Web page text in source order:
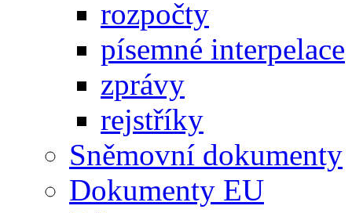
rozpočty
písemné interpelace
zprávy
rejstříky
Sněmovní dokumenty
Dokumenty EU